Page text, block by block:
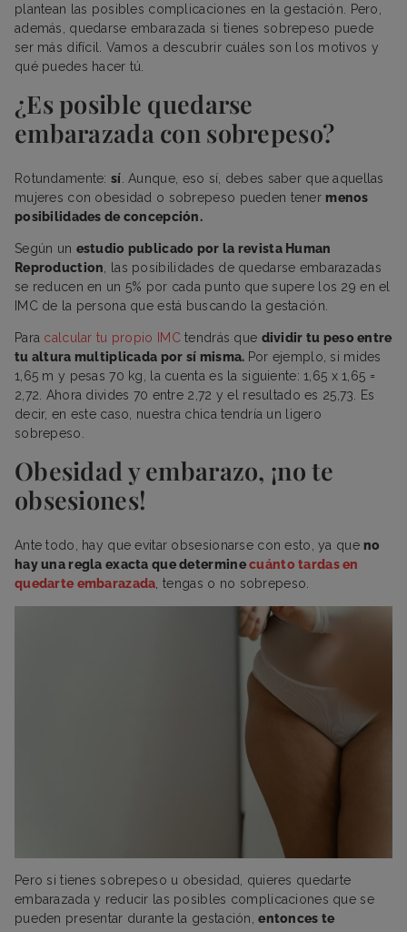
plantean las posibles complicaciones en la gestación. Pero,
además, quedarse embarazada si tienes sobrepeso puede
ser más difícil. Vamos a descubrir cuáles son los motivos y
qué puedes hacer tú.
¿Es posible quedarse
embarazada con sobrepeso?
Rotundamente:sí . Aunque, eso sí, debes saber que aquellas
mujeres con obesidad o sobrepeso pueden tenermenos
posibilidades de concepción.
Según un estudio publicado por la revista Human
Reproduction , las posibilidades de quedarse embarazadas
se reducen en un 5% por cada punto que supere los 29 en el
IMC de la persona que está buscando la gestación.
Para calcular tu propio IMCtendrás que dividir tu peso entre
tu altura multiplicada por sí misma. Por ejemplo, si mides
1,65 m y pesas 70 kg, la cuenta es la siguiente: 1,65 x 1,65 =
2,72. Ahora divides 70 entre 2,72 y el resultado es 25,73. Es
decir, en este caso, nuestra chica tendría un ligero
sobrepeso.
Obesidad y embarazo, ¡no te
obsesiones!
Ante todo, hay que evitar obsesionarse con esto, ya queno
hay una regla exacta que determinecuánto tardas en
quedarte embarazada , tengas o no sobrepeso.
Pero si tienes sobrepeso u obesidad, quieres quedarte
embarazada y reducir las posibles complicaciones que se
pueden presentar durante la gestación,entonces te